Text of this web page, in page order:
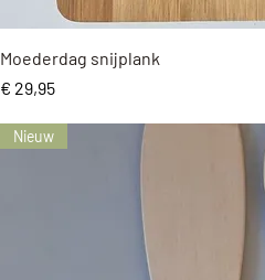
Moederdag snijplank
Prijs
€ 29,95
Nieuw